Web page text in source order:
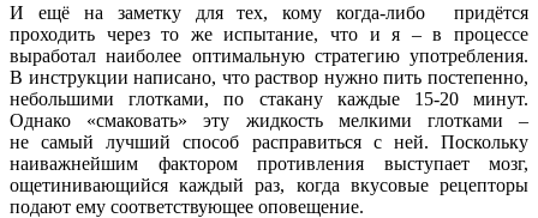
И ещё на заметку для тех, комукогда-либо придётся
проходить через то же испытание, что и я – в процессе
выработал наиболее оптимальную стратегию употребления.
В инструкции написано, что раствор нужно пить постепенно,
небольшими глотками, по стакану каждые 15-20 минут.
Однако
«смаковать» эту жидкость мелкими глотками –
не самый лучший способ расправиться с ней. Поскольку
наиважнейшим фактором противления выступает мозг,
ощетинивающийся каждый раз, когда вкусовые рецепторы
подают ему соответствующее оповещение.